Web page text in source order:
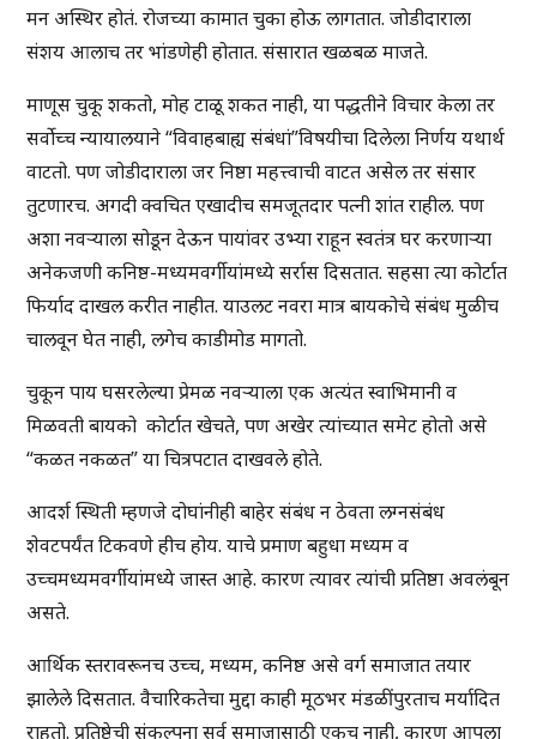
मन अस्थिर होतं. रोजच्या कामात चुका होऊ लागतात. जोडीदाराला
संशय आलाच तर भांडणेही होतात. संसारात खळबळ माजते.
माणूस चुकू शकतो, मोह टाळू शकत नाही, या पद्धतीने विचार केला तर
सर्वोच्च न्यायालयाने “विवाहबाह्य संबंधां”विषयीचा दिलेला निर्णय यथार्थ
वाटतो. पण जोडीदाराला जर निष्ठा महत्त्वाची वाटत असेल तर संसार
तुटणारच. अगदी क्वचित एखादीच समजूतदार पत्नी शांत राहील. पण
अशा नवऱ्याला सोडून देऊन पायांवर उभ्या राहून स्वतंत्र घर करणाऱ्या
अनेकजणी कनिष्ठ-मध्यमवर्गीयांमध्ये सर्रास दिसतात. सहसा त्या कोर्टात
फिर्याद दाखल करीत नाहीत. याउलट नवरा मात्र बायकोचे संबंध मुळीच
चालवून घेत नाही, लगेच काडीमोड मागतो.
चुकून पाय घसरलेल्या प्रेमळ नवऱ्याला एक अत्यंत स्वाभिमानी व
मिळवती बायको कोर्टात खेचते, पण अखेर त्यांच्यात समेट होतो असे
“कळत नकळत” या चित्रपटात दाखवले होते.
आदर्श स्थिती म्हणजे दोघांनीही बाहेर संबंध न ठेवता लग्नसंबंध
शेवटपर्यंत टिकवणे हीच होय. याचे प्रमाण बहुधा मध्यम व
उच्चमध्यमवर्गीयांमध्ये जास्त आहे. कारण त्यावर त्यांची प्रतिष्ठा अवलंबून
असते.
आर्थिक स्तरावरूनच उच्च, मध्यम, कनिष्ठ असे वर्ग समाजात तयार
झालेले दिसतात. वैचारिकतेचा मुद्दा काही मूठभर मंडळींपुरताच मर्यादित
राहतो. प्रतिष्ठेची संकल्पना सर्व समाजासाठी एकच नाही, कारण आपला